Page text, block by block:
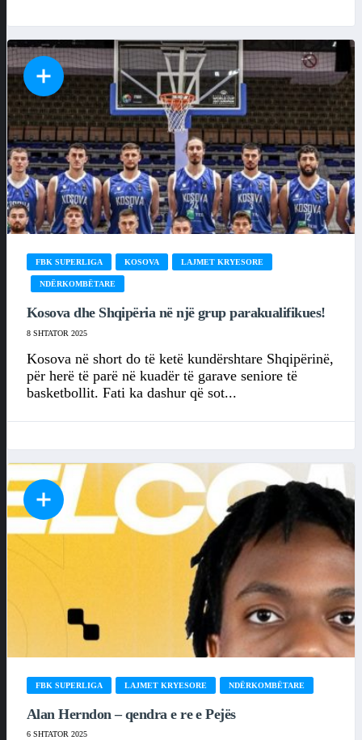
FBK SUPERLIGA KOSOVA LAJMET KRYESORE
NDËRKOMBËTARE
Kosova dhe Shqipëria në një grup parakualifikues!
8 SHTATOR 2025
Kosova në short do të ketë kundërshtare Shqipërinë,
për herë të parë në kuadër të garave seniore të
basketbollit. Fati ka dashur që sot...
FBK SUPERLIGA LAJMET KRYESORE NDËRKOMBËTARE
Alan Herndon – qendra e re e Pejës
6 SHTATOR 2025